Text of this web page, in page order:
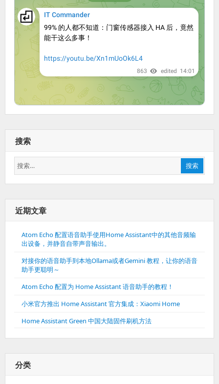
搜索
搜
索：
搜索
近期文章
Atom Echo 配置语音助手使用Home Assistant中的其他音频输
出设备，并静音自带声音输出。
对接你的语音助手到本地Ollama或者Gemini 教程，让你的语音
助手更聪明～
Atom Echo 配置为 Home Assistant 语音助手的教程！
小米官方推出 Home Assistant 官方集成：Xiaomi Home
Home Assistant Green 中国大陆固件刷机方法
分类